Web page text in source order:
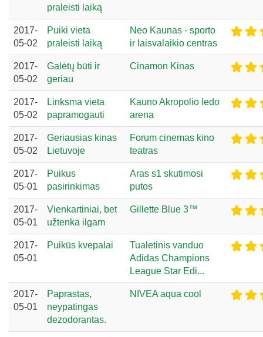
praleisti laiką
2017-
05-02
Puiki vieta
praleisti laiką
Neo Kaunas - sporto
ir laisvalaikio centras
2017-
05-02
Galėtų būti ir
geriau
Cinamon Kinas
2017-
05-02
Linksma vieta
papramogauti
Kauno Akropolio ledo
arena
2017-
05-02
Geriausias kinas
Lietuvoje
Forum cinemas kino
teatras
2017-
05-01
Puikus
pasirinkimas
Aras s1 skutimosi
putos
2017-
05-01
Vienkartiniai, bet
užtenka ilgam
Gillette Blue 3™
2017-
05-01
Puikūs kvepalai
Tualetinis vanduo
Adidas Champions
League Star Edi...
2017-
05-01
Paprastas,
neypatingas
dezodorantas.
NIVEA aqua cool